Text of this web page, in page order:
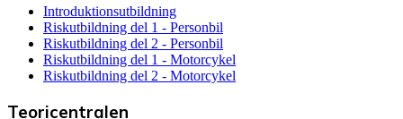
Introduktionsutbildning
Riskutbildning del 1 - Personbil
Riskutbildning del 2 - Personbil
Riskutbildning del 1 - Motorcykel
Riskutbildning del 2 - Motorcykel
Teoricentralen